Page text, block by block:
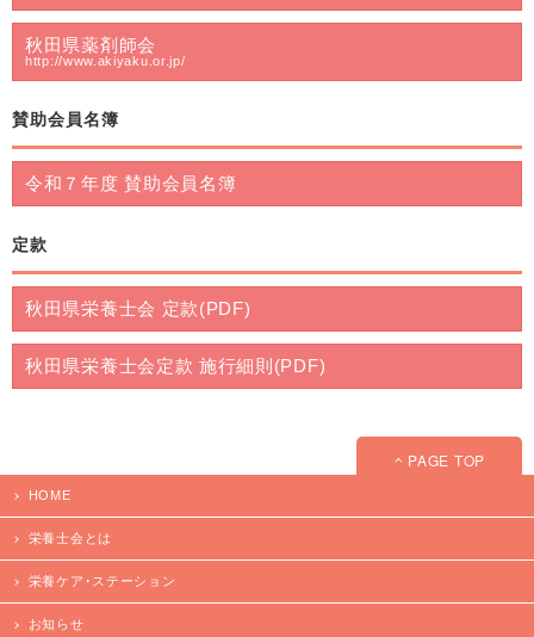
秋田県薬剤師会
http://www.akiyaku.or.jp/
賛助会員名簿
令和７年度 賛助会員名簿
定款
秋田県栄養士会 定款(PDF)
秋田県栄養士会定款 施行細則(PDF)
PAGE TOP
HOME
栄養士会とは
栄養ケア･ステーション
お知らせ